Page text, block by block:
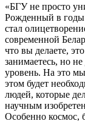
«БГУ не просто
Рожденный в годы
стал
современной
что вы делаете,
занимаетесь, но
уровень. На это
этом будет
людей, которые
научным
Особенно космос,